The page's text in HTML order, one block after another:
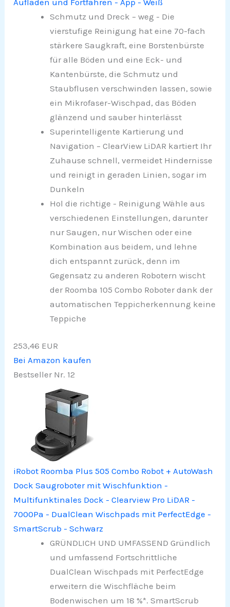
Schmutz und Dreck – weg - Die
vierstufige Reinigung hat eine 70-fach
stärkere Saugkraft, eine Borstenbürste
für alle Böden und eine Eck- und
Kantenbürste, die Schmutz und
Staubflusen verschwinden lassen, sowie
ein Mikrofaser-Wischpad, das Böden
glänzend und sauber hinterlässt
Superintelligente Kartierung und
Navigation – ClearView LiDAR kartiert Ihr
Zuhause schnell, vermeidet Hindernisse
und reinigt in geraden Linien, sogar im
Dunkeln
Hol die richtige - Reinigung Wähle aus
verschiedenen Einstellungen, darunter
nur Saugen, nur Wischen oder eine
Kombination aus beidem, und lehne
dich entspannt zurück, denn im
Gegensatz zu anderen Robotern wischt
der Roomba 105 Combo Roboter dank der
automatischen Teppicherkennung keine
Teppiche
253,46 EUR
Bei Amazon kaufen
Bestseller Nr. 12
iRobot Roomba Plus 505 Combo Robot + AutoWash
Dock Saugroboter mit Wischfunktion -
Multifunktinales Dock - Clearview Pro LiDAR -
7000Pa - DualClean Wischpads mit PerfectEdge -
SmartScrub - Schwarz
GRÜNDLICH UND UMFASSEND Gründlich
und umfassend Fortschrittliche
DualClean Wischpads mit PerfectEdge
erweitern die Wischfläche beim
Bodenwischen um 18 %*. SmartScrub